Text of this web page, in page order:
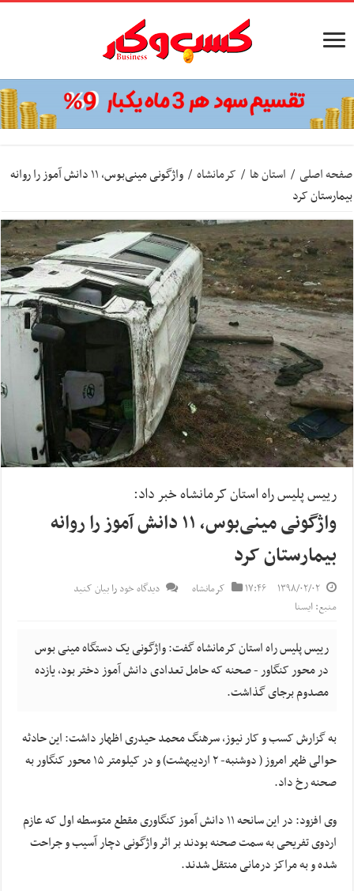
صفحه اصلی / استان ها / کرمانشاه /
واژگونی مینی‌بوس، ۱۱ دانش آموز را روانه
بیمارستان کرد
رییس پلیس راه استان کرمانشاه خبر داد:
واژگونی مینی‌بوس، ۱۱ دانش آموز را روانه
بیمارستان کرد
۱۳۹۸/۰۲/۰۲ ۱۷:۴۶ کرمانشاه
دیدگاه خود را بیان کنید
منبع: ایسنا
رییس پلیس راه استان کرمانشاه گفت: واژگونی یک دستگاه مینی بوس
در محور کنگاور - صحنه که حامل تعدادی دانش آموز دختر بود، یازده
مصدوم برجای گذاشت.
به گزارش کسب و کار نیوز، سرهنگ محمد حیدری اظهار داشت: این حادثه
حوالی ظهر امروز ( دوشنبه- ۲ اردیبهشت) و در کیلومتر ۱۵ محور کنگاور به
صحنه رخ داد.
وی افزود: در این سانحه ۱۱ دانش آموز کنگاوری مقطع متوسطه اول که عازم
اردوی تفریحی به سمت صحنه بودند بر اثر واژگونی دچار آسیب و جراحت
شده و به مراکز درمانی منتقل شدند.